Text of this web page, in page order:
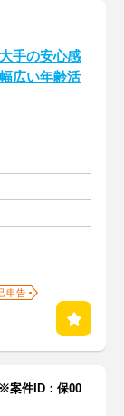
手の安心感
広い年齢活
申告
案件ID：保00